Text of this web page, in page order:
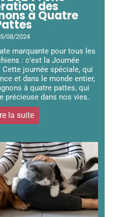
des
à Quatre
08/2024
marquante pour tous les
: c'est la Journée
Cette journée spéciale, qui
et dans le monde entier,
à quatre pattes, qui
précieuse dans nos vies.
la suite